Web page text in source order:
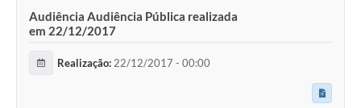
Audiência Audiência Pública realizada
em 22/12/2017
Realização: 22/12/2017 - 00:00